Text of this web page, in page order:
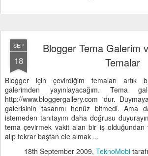
SEP
18
Blogger Tema Galerim
Temalar
Blogger için çevirdiğim temaları artık
galerimden yayınlayacağım. Tema
http://www.bloggergallery.com 'dur.
galerisinin tasarımı henüz bitmedi. Ama
istemeden tanıtayım daha doğrusu
tema çevirmek vakit alan bir iş olduğundan
alıp tekrar baştan ele almak ...
18th September 2009, TeknoMobi